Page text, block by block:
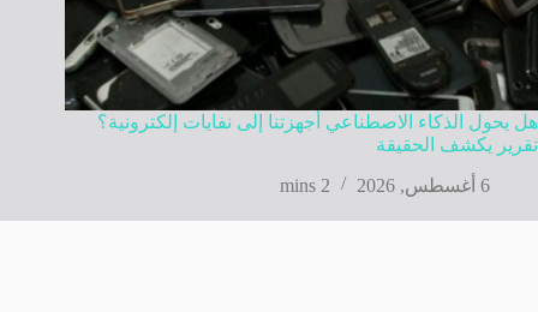
هل يحول الذكاء الاصطناعي أجهزتنا إلى نفايات إلكترونية؟
تقرير يكشف الحقيقة
6 أغسطس, 2026
2 mins